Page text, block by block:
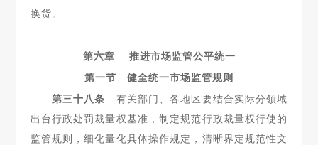
换货。
第六章 推进市场监管公平统一
第一节 健全统一市场监管规则
第三十八条 有关部门、各地区要结合实际分领域
出台行政处罚裁量权基准，制定规范行政裁量权行使的
监管规则，细化量化具体操作规定，清晰界定规范性文